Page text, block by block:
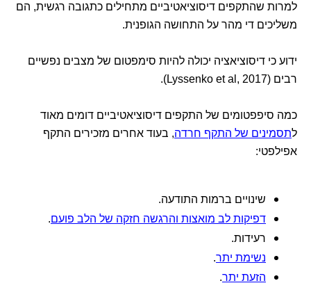
למרות שהתקפים דיסוציאטיביים מתחילים כתגובה רגשית, הם
משליכים די מהר על התחושה הגופנית.
ידוע כי דיסוציאציה יכולה להיות סימפטום של מצבים נפשיים
רבים (Lyssenko et al, 2017).
כמה סיפפטומים של התקפים דיסוציאטיביים דומים מאוד
לתסמינים של התקף חרדה, בעוד אחרים מזכירים התקף
אפילפטי:
שינויים ברמות התודעה.
דפיקות לב מואצות והרגשה חזקה של הלב פועם.
רעידות.
נשימת יתר.
הזעת יתר.